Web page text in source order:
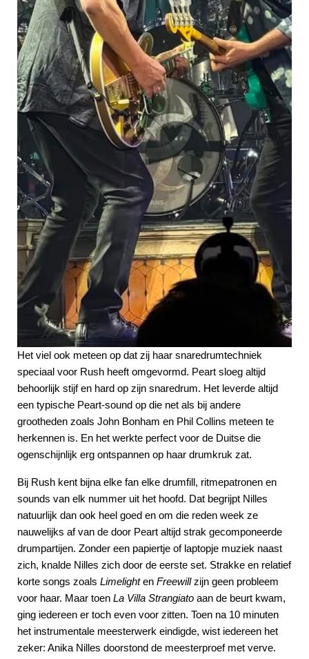
Het viel ook meteen op dat zij haar snaredrumtechniek
speciaal voor Rush heeft omgevormd. Peart sloeg altijd
behoorlijk stijf en hard op zijn snaredrum. Het leverde altijd
een typische Peart-sound op die net als bij andere
grootheden zoals John Bonham en Phil Collins meteen te
herkennen is. En het werkte perfect voor de Duitse die
ogenschijnlijk erg ontspannen op haar drumkruk zat.
Bij Rush kent bijna elke fan elke drumfill, ritmepatronen en
sounds van elk nummer uit het hoofd. Dat begrijpt Nilles
natuurlijk dan ook heel goed en om die reden week ze
nauwelijks af van de door Peart altijd strak gecomponeerde
drumpartijen. Zonder een papiertje of laptopje muziek naast
zich, knalde Nilles zich door de eerste set. Strakke en relatief
korte songs zoals Limelighten Freewillzijn geen probleem
voor haar. Maar toen La Villa Strangiato aan de beurt kwam,
ging iedereen er toch even voor zitten. Toen na 10 minuten
het instrumentale meesterwerk eindigde, wist iedereen het
zeker: Anika Nilles doorstond de meesterproef met verve.